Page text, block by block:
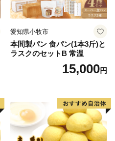
愛知県小牧市
本間製パン 食パン(1本3斤)と
ラスクのセットB 常温
15,000円